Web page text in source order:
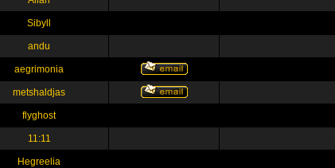
Sibyll
andu
aegrimonia
metshaldjas
flyghost
11:11
Hegreelia